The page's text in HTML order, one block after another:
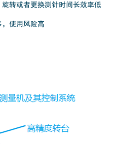
转或者更换测针时间长效率低
使用风险高